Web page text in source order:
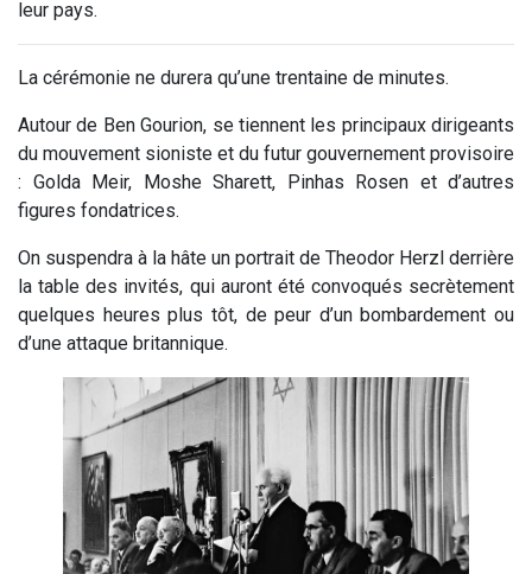
leur pays.
La cérémonie ne durera qu’une trentaine de minutes.
Autour de Ben Gourion, se tiennent les principaux dirigeants
du mouvement sioniste et du futur gouvernement provisoire
: Golda Meir, Moshe Sharett, Pinhas Rosen et d’autres
figures fondatrices.
On suspendra à la hâte un portrait de Theodor Herzl derrière
la table des invités, qui auront été convoqués secrètement
quelques heures plus tôt, de peur d’un bombardement ou
d’une attaque britannique.